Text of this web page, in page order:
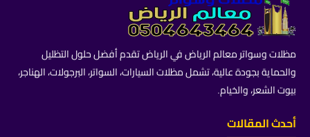
مظلات وسواتر معالم الرياض في الرياض تقدم أفضل حلول التظليل
والحماية بجودة عالية، تشمل مظلات السيارات، السواتر، البرجولات، الهناجر،
بيوت الشعر، والخيام.
أحدث المقالات